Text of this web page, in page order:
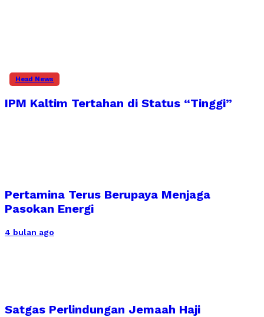
Head News
IPM Kaltim Tertahan di Status “Tinggi”
Pertamina Terus Berupaya Menjaga
Pasokan Energi
4 bulan ago
Satgas Perlindungan Jemaah Haji